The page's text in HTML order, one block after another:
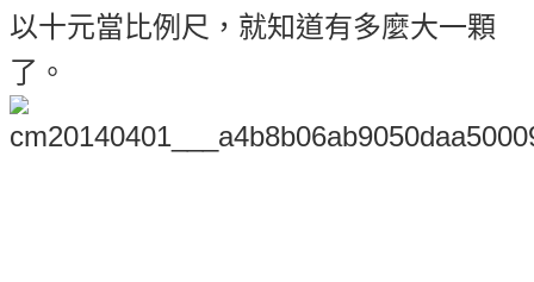
以十元當比例尺，就知道有多麼大一顆
了。